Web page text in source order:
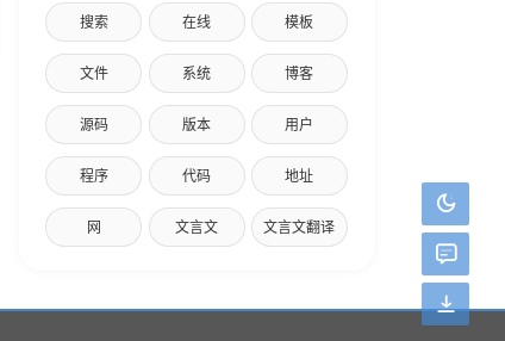
搜索 在线 模板
文件 系统 博客
源码 版本 用户
程序 代码 地址
网 文言文 文言文翻译